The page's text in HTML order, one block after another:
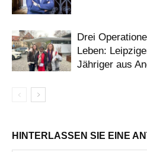
Drei
Leben:
Jähriger aus
HINTERLASSEN SIE EINE